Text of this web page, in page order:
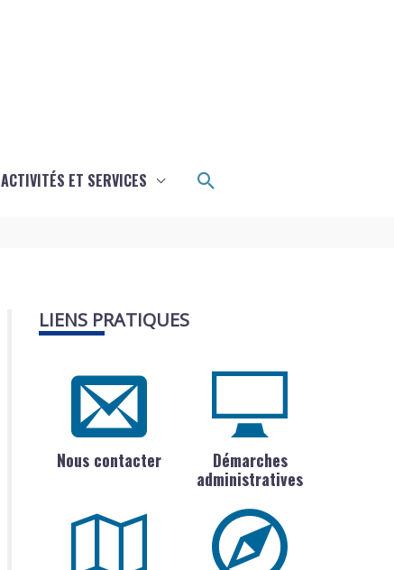
ACTIVITÉS ET SERVICES Rechercher
LIENS PRATIQUES
Nous contacter
Démarches
administratives